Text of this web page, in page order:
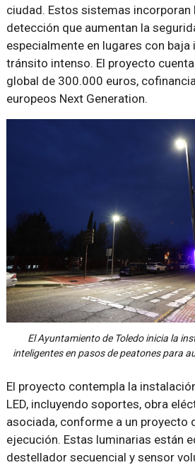
ciudad. Estos sistemas incorporan
detección que aumentan la
especialmente en lugares con baja
tránsito intenso. El proyecto
global de 300.000 euros,
europeos Next Generation.
El Ayuntamiento de Toledo inicia la
inteligentes en pasos de peatones para
El proyecto contempla la
LED, incluyendo soportes, obra
asociada, conforme a un proyecto
ejecución. Estas luminarias están
destellador secuencial y sensor